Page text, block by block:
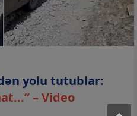
yolu tutublar:
– Video